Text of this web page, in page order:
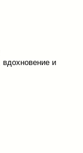
вдохновение и